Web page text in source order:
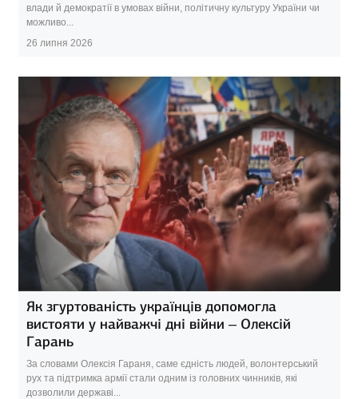
влади й демократії в умовах війни, політичну культуру України чи
можливо...
26 липня 2026
Як згуртованість українців допомогла
вистояти у найважчі дні війни – Олексій
Гарань
За словами Олексія Гараня, саме єдність людей, волонтерський
рух та підтримка армії стали одним із головних чинників, які
дозволили державі...